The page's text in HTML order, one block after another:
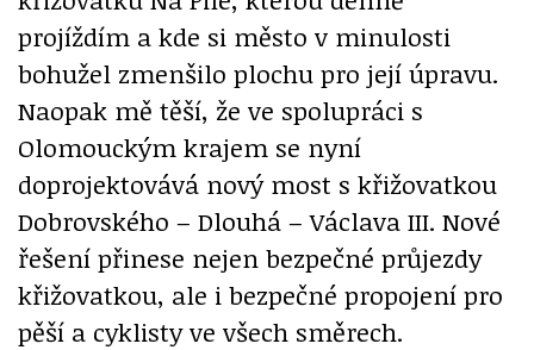
projíždím a kde si město v minulosti
bohužel zmenšilo plochu pro její úpravu.
Naopak mě těší, že ve spolupráci s
Olomouckým krajem se nyní
doprojektovává nový most s křižovatkou
Dobrovského – Dlouhá – Václava III. Nové
řešení přinese nejen bezpečné průjezdy
křižovatkou, ale i bezpečné propojení pro
pěší a cyklisty ve všech směrech.